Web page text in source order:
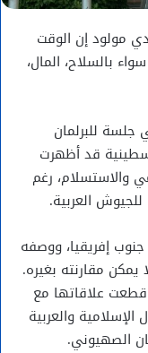
مولود إن الوقت
بالسلاح، المال،
للبرلمان
قد أظهرت
والاستسلام، رغم
العربية.
إفريقيا، ووصفه
يمكن مقارنته بغيره.
قطعت علاقاتها مع
والعربية
الصهيوني.